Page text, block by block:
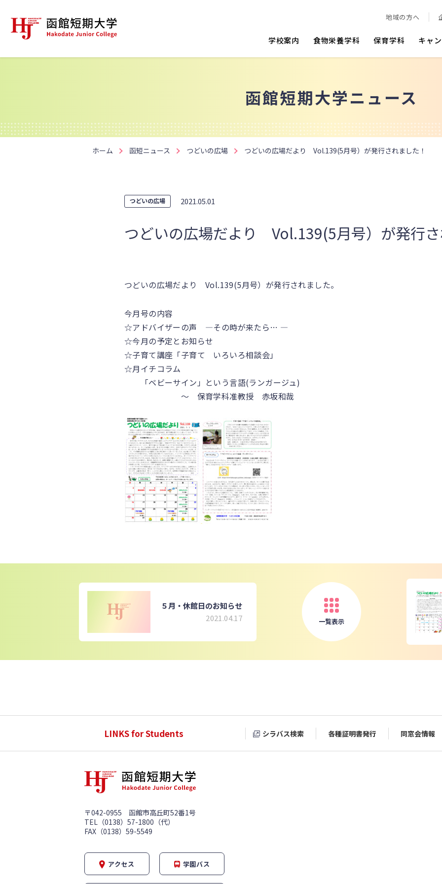
地域の方へ
学校案内 食物栄養学科 保育学科 キャ
函館短期大学ニュース
ホーム 函短ニュース つどいの広場 つどいの広場だより Vol.139(5月号）が発行されました！
つどいの広場 2021.05.01
つどいの広場だより Vol.139(5月号）が発行さ
つどいの広場だより Vol.139(5月号）が発行されました。
今月号の内容
☆アドバイザーの声 ―その時が来たら… ―
☆今月の予定とお知らせ
☆子育て講座「子育て いろいろ相談会」
☆月イチコラム
「ベビーサイン」という言語(ランガージュ)
～ 保育学科准教授 赤坂和哉
５月・休館日のお知らせ
2021.04.17
一覧表示
LINKS for Students シラバス検索 各種証明書発行 同窓会情報
〒042-0955 函館市高丘町52番1号
TEL（0138）57-1800（代）
FAX（0138）59-5549
アクセス 学園バス